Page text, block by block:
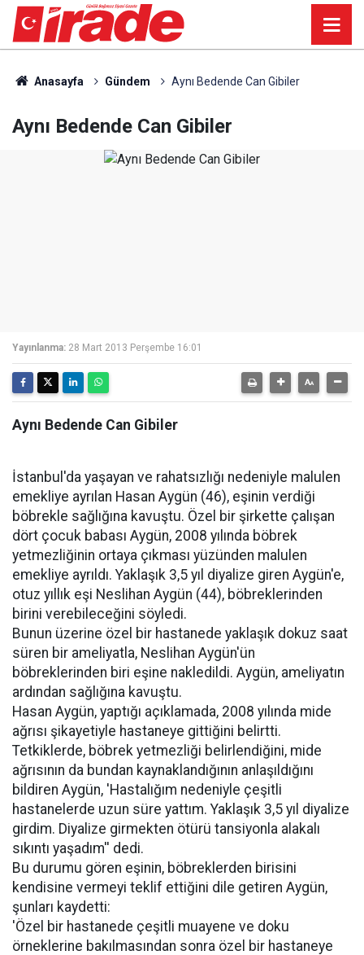
Anasayfa Gündem Aynı Bedende Can Gibiler
Aynı Bedende Can Gibiler
Yayınlanma: 28 Mart 2013 Perşembe 16:01
Aynı Bedende Can Gibiler
İstanbul'da yaşayan ve rahatsızlığı nedeniyle malulen
emekliye ayrılan Hasan Aygün (46), eşinin verdiği
böbrekle sağlığına kavuştu. Özel bir şirkette çalışan
dört çocuk babası Aygün, 2008 yılında böbrek
yetmezliğinin ortaya çıkması yüzünden malulen
emekliye ayrıldı. Yaklaşık 3,5 yıl diyalize giren Aygün'e,
otuz yıllık eşi Neslihan Aygün (44), böbreklerinden
birini verebileceğini söyledi.
Bunun üzerine özel bir hastanede yaklaşık dokuz saat
süren bir ameliyatla, Neslihan Aygün'ün
böbreklerinden biri eşine nakledildi. Aygün, ameliyatın
ardından sağlığına kavuştu.
Hasan Aygün, yaptığı açıklamada, 2008 yılında mide
ağrısı şikayetiyle hastaneye gittiğini belirtti.
Tetkiklerde, böbrek yetmezliği belirlendiğini, mide
ağrısının da bundan kaynaklandığının anlaşıldığını
bildiren Aygün, 'Hastalığım nedeniyle çeşitli
hastanelerde uzun süre yattım. Yaklaşık 3,5 yıl diyalize
girdim. Diyalize girmekten ötürü tansiyonla alakalı
sıkıntı yaşadım'' dedi.
Bu durumu gören eşinin, böbreklerden birisini
kendisine vermeyi teklif ettiğini dile getiren Aygün,
şunları kaydetti:
'Özel bir hastanede çeşitli muayene ve doku
örneklerine bakılmasından sonra özel bir hastaneye